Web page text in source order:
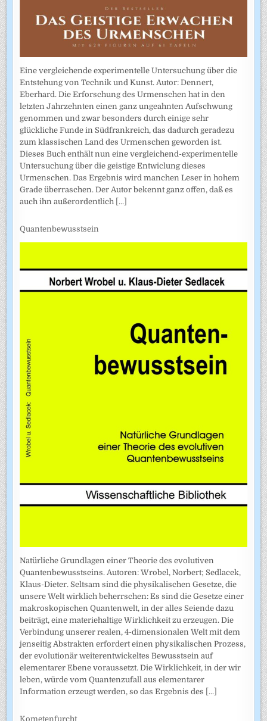
Eine vergleichende experimentelle Untersuchung über die
Entstehung von Technik und Kunst. Autor: Dennert,
Eberhard. Die Erforschung des Urmenschen hat in den
letzten Jahrzehnten einen ganz ungeahnten Aufschwung
genommen und zwar besonders durch einige sehr
glückliche Funde in Südfrankreich, das dadurch geradezu
zum klassischen Land des Urmenschen geworden ist.
Dieses Buch enthält nun eine vergleichend-experimentelle
Untersuchung über die geistige Entwiclung dieses
Urmenschen. Das Ergebnis wird manchen Leser in hohem
Grade überraschen. Der Autor bekennt ganz offen, daß es
auch ihn außerordentlich [...]
Quantenbewusstsein
Natürliche Grundlagen einer Theorie des evolutiven
Quantenbewusstseins. Autoren: Wrobel, Norbert; Sedlacek,
Klaus-Dieter. Seltsam sind die physikalischen Gesetze, die
unsere Welt wirklich beherrschen: Es sind die Gesetze einer
makroskopischen Quantenwelt, in der alles Seiende dazu
beiträgt, eine materiehaltige Wirklichkeit zu erzeugen. Die
Verbindung unserer realen, 4-dimensionalen Welt mit dem
jenseitig Abstrakten erfordert einen physikalischen Prozess,
der evolutionär weiterentwickeltes Bewusstsein auf
elementarer Ebene voraussetzt. Die Wirklichkeit, in der wir
leben, würde vom Quantenzufall aus elementarer
Information erzeugt werden, so das Ergebnis des [...]
Kometenfurcht